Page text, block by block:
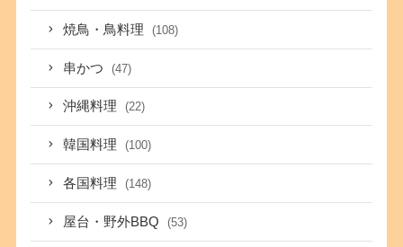
焼鳥・鳥料理 (108)
串かつ (47)
沖縄料理 (22)
韓国料理 (100)
各国料理 (148)
屋台・野外BBQ (53)